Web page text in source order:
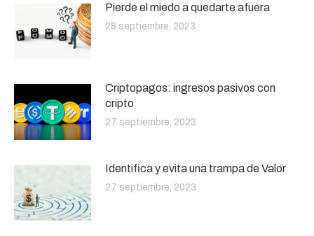
Pierde el miedo a quedarte afuera
28 septiembre, 2023
Criptopagos: ingresos pasivos con
cripto
27 septiembre, 2023
Identifica y evita una trampa de Valor
27 septiembre, 2023